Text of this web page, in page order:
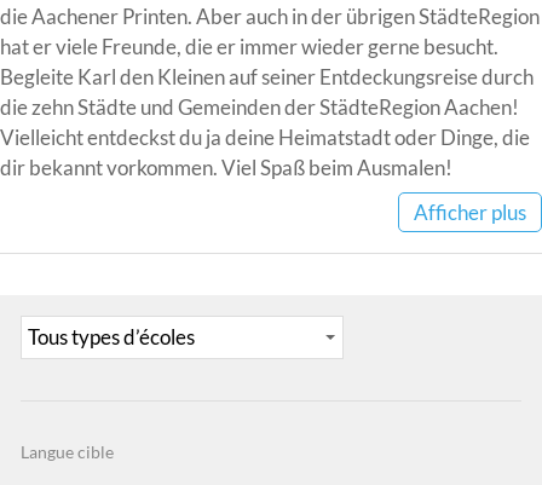
die Aachener Printen. Aber auch in der übrigen StädteRegion
hat er viele Freunde, die er immer wieder gerne besucht.
Begleite Karl den Kleinen auf seiner Entdeckungsreise durch
die zehn Städte und Gemeinden der StädteRegion Aachen!
Vielleicht entdeckst du ja deine Heimatstadt oder Dinge, die
dir bekannt vorkommen. Viel Spaß beim Ausmalen!
Afficher plus
Langue cible